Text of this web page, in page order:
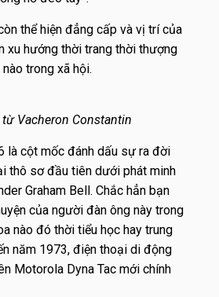
thể hiện đẳng cấp và vị trí của
xu hướng thời trang thời thượng
trong xã hội.
Vacheron Constantin
là cột mốc đánh dấu sự ra đời
thô sơ đầu tiên dưới phát minh
Graham Bell. Chắc hẳn bạn
của người đàn ông này trong
nào đó thời tiểu học hay trung
năm 1973, điện thoại di động
Motorola Dyna Tac mới chính